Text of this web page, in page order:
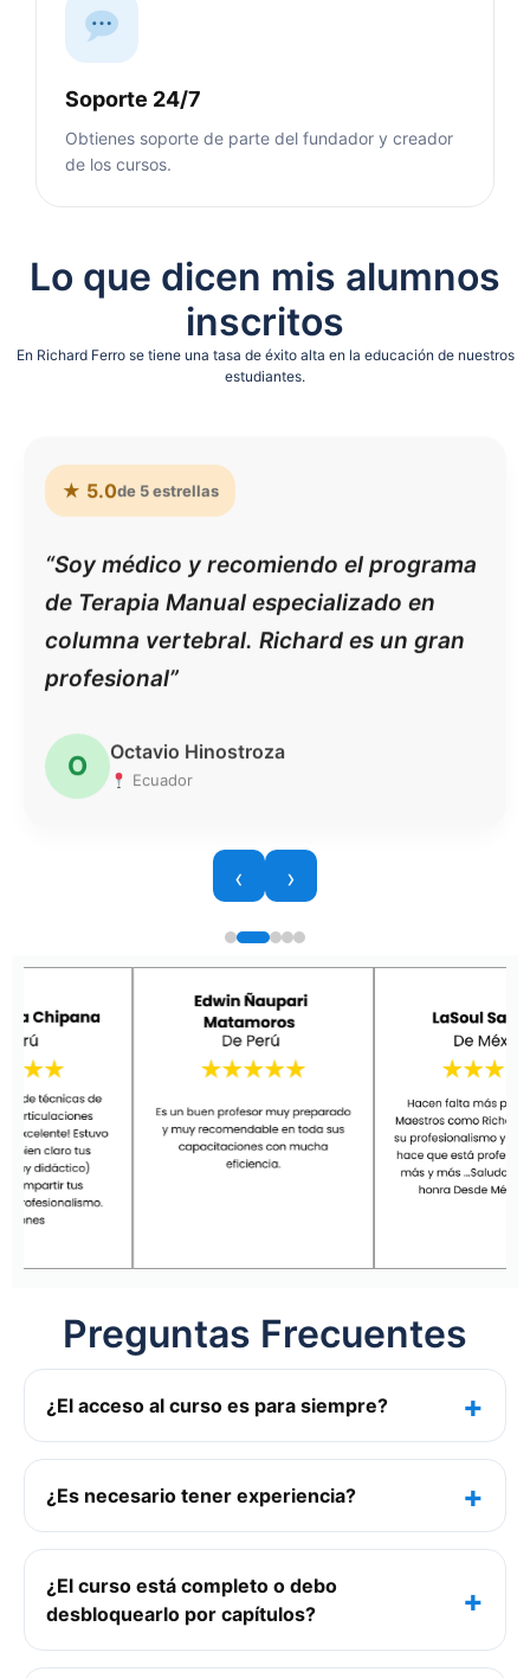
Soporte 24/7
Obtienes soporte de parte del fundador y creador
de los cursos.
Lo que dicen mis alumnos
inscritos
En Richard Ferro se tiene una tasa de éxito alta en la educación de nuestros
estudiantes.
★ 5.0de 5 estrellas
“Soy médico y recomiendo el programa
de Terapia Manual especializado en
columna vertebral. Richard es un gran
profesional”
O Octavio Hinostroza
Ecuador
‹ ›
Preguntas Frecuentes
¿El acceso al curso es para siempre?
¿Es necesario tener experiencia?
¿El curso está completo o debo
desbloquearlo por capítulos?